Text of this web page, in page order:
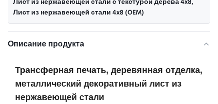
Лист из нержавеющей стали 4x8 (OEM)
Описание продукта
Трансферная печать, деревянная отделка,
металлический декоративный лист из
нержавеющей стали